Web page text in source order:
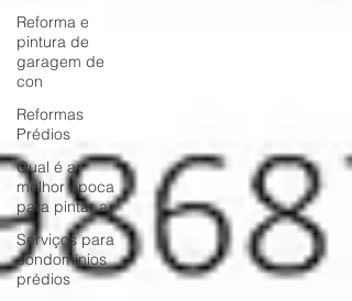
Reforma e
pintura de
garagem de
con
Reformas
Prédios
Qual é a
melhor época
para pintar a
Serviços para
condomínios
prédios